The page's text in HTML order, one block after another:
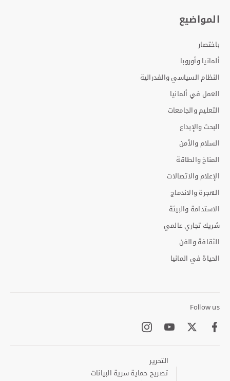
المواضيع
باختصار
ألمانيا وأوروبا
النظام السياسي والفدرالية
العمل في ألمانيا
التعليم والجامعات
البحث والإبداع
السلام والأمن
المناخ والطاقة
الإعلام والاتصالات
الهجرة والاندماج
الاستدامة والبيئة
شريك تجاري عالمي
الثقافة والفن
الحياة في المانيا
Follow us
Facebook
Twitter
Youtube
التحرير
تصريح حماية سرية البيانات